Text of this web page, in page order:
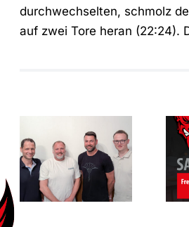
durchwechselten, schmolz
auf zwei Tore heran (22:24).
Vorfreude
auf das
Jubiläum